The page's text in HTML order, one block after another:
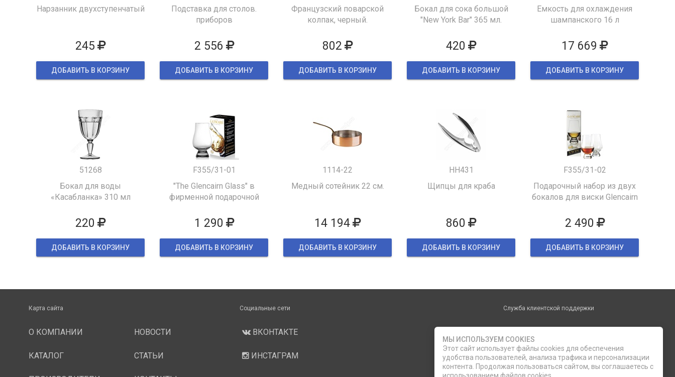
Нарзанник двухступенчатый
245
ДОБАВИТЬ В КОРЗИНУ
Подставка для столов.
приборов
2 556
ДОБАВИТЬ В КОРЗИНУ
Французский поварской
колпак, черный.
802
ДОБАВИТЬ В КОРЗИНУ
Бокал для сока большой
"New York Bar" 365 мл.
420
ДОБАВИТЬ В КОРЗИНУ
Емкость для охлаждения
шампанского 16 л
17 669
ДОБАВИТЬ В КОРЗИНУ
51268
Бокал для воды
«Касабланка» 310 мл
220
ДОБАВИТЬ В КОРЗИНУ
F355/31-01
"The Glencairn Glass" в
фирменной подарочной
1 290
ДОБАВИТЬ В КОРЗИНУ
1114-22
Медный сотейник 22 см.
14 194
ДОБАВИТЬ В КОРЗИНУ
HH431
Щипцы для краба
860
ДОБАВИТЬ В КОРЗИНУ
F355/31-02
Подарочный набор из двух
бокалов для виски Glencairn
2 490
ДОБАВИТЬ В КОРЗИНУ
Карта сайта
О КОМПАНИИ
КАТАЛОГ
НОВОСТИ
СТАТЬИ
Социальные сети
ВКОНТАКТЕ
ИНСТАГРАМ
Служба клиентской поддержки
8 (812) 335-21-16
МЫ ИСПОЛЬЗУЕМ COOKIES
Этот сайт использует файлы cookies для обеспечения
удобства пользователей, анализа трафика и персонализации
контента. Продолжая пользоваться сайтом, вы соглашаетесь с